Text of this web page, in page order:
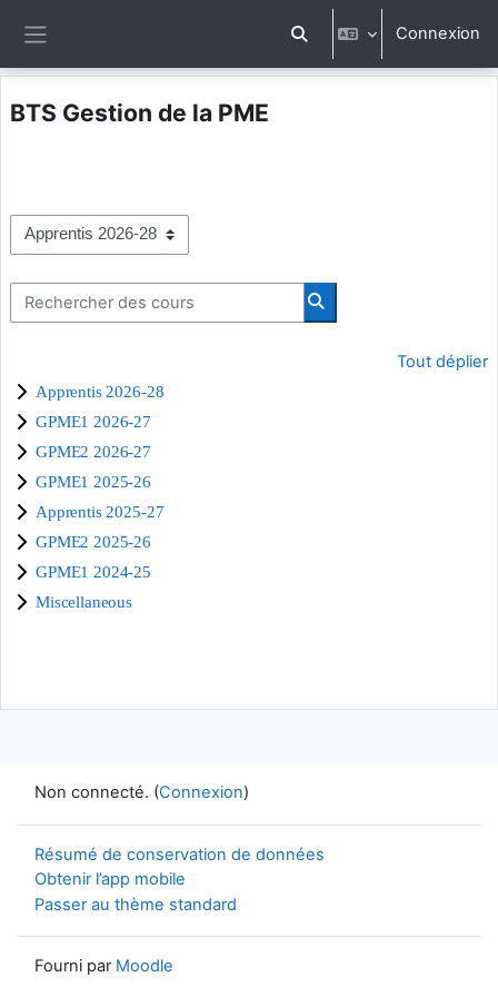
Activer/désactiver la
Connexion
BTS Gestion de la PME
Catégories de cours
Rechercher des cours
Rechercher des cours
Tout déplier
Apprentis 2026-28
GPME1 2026-27
GPME2 2026-27
GPME1 2025-26
Apprentis 2025-27
GPME2 2025-26
GPME1 2024-25
Miscellaneous
Non connecté. (Connexion)
Résumé de conservation de données
Obtenir l’app mobile
Passer au thème standard
Fourni par Moodle